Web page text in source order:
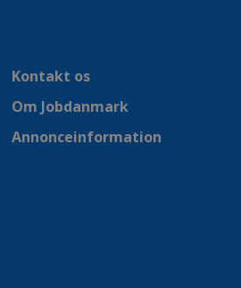
Kontakt os
Om Jobdanmark
Annonceinformation